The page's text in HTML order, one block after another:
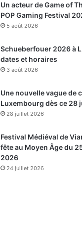
Un acteur de Game of
POP Gaming Festival
5 août 2026
Schueberfouer 2026 à
dates et horaires
3 août 2026
Une nouvelle vague de
Luxembourg dès ce 28
28 juillet 2026
Festival Médiéval de
fête au Moyen Âge du
2026
24 juillet 2026